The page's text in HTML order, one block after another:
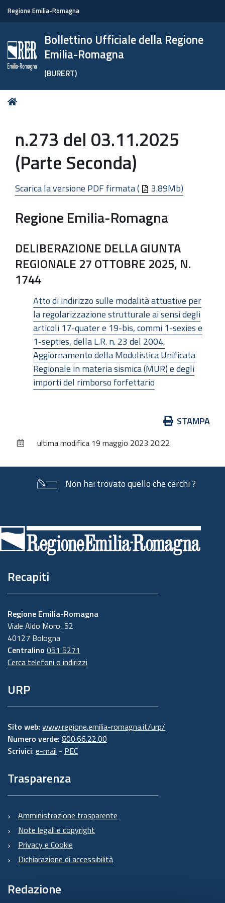
Regione Emilia-Romagna
Bollettino Ufficiale della Regione
Emilia-Romagna
(BURERT)
Tu
n.273 del 03.11.2025
(Parte Seconda)
Scarica la versione PDF firmata ( 3.89Mb)
Regione Emilia-Romagna
DELIBERAZIONE DELLA GIUNTA
REGIONALE 27 OTTOBRE 2025, N.
1744
Atto di indirizzo sulle modalità attuative per
la regolarizzazione strutturale ai sensi degli
articoli 17-quater e 19-bis, commi 1-sexies e
1-septies, della L.R. n. 23 del 2004.
Aggiornamento della Modulistica Unificata
Regionale in materia sismica (MUR) e degli
importi del rimborso forfettario
documento
STAMPA
ultima modifica 19 maggio 2023 20:22
Non hai trovato quello che cerchi ?
di
pagina
Recapiti
Regione Emilia-Romagna
Viale Aldo Moro, 52
40127 Bologna
Centralino 051 5271
Cerca telefoni o indirizzi
URP
Sito web: www.regione.emilia-romagna.it/urp/
Numero verde: 800.66.22.00
Scrivici: e-mail - PEC
Trasparenza
Amministrazione trasparente
Note legali e copyright
Privacy e Cookie
Dichiarazione di accessibilità
Redazione